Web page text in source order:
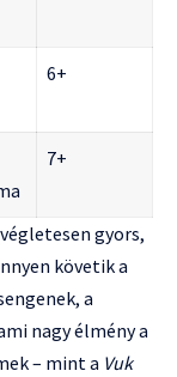
6+
7+
gyors,
követik a
a
nagy élmény a
– mint a Vuk